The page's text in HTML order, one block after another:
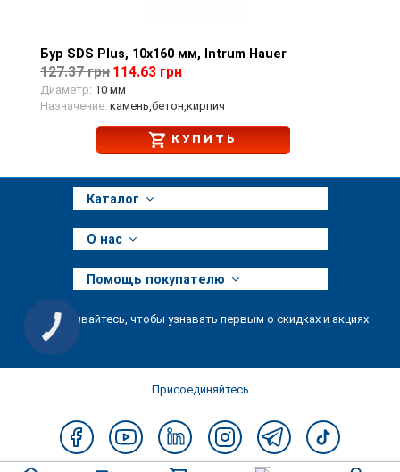
Просмотр товара
Бур SDS Plus, 10х160 мм, Intrum Hauer
127.37 грн 114.63 грн
Диаметр: 10 мм
Назначение: камень,бетон,кирпич
КУПИТЬ
Каталог
О нас
Помощь покупателю
Подписывайтесь, чтобы узнавать первым о скидках и акциях
Присоединяйтесь
КНОПКА
ЗВ'ЯЗКУ